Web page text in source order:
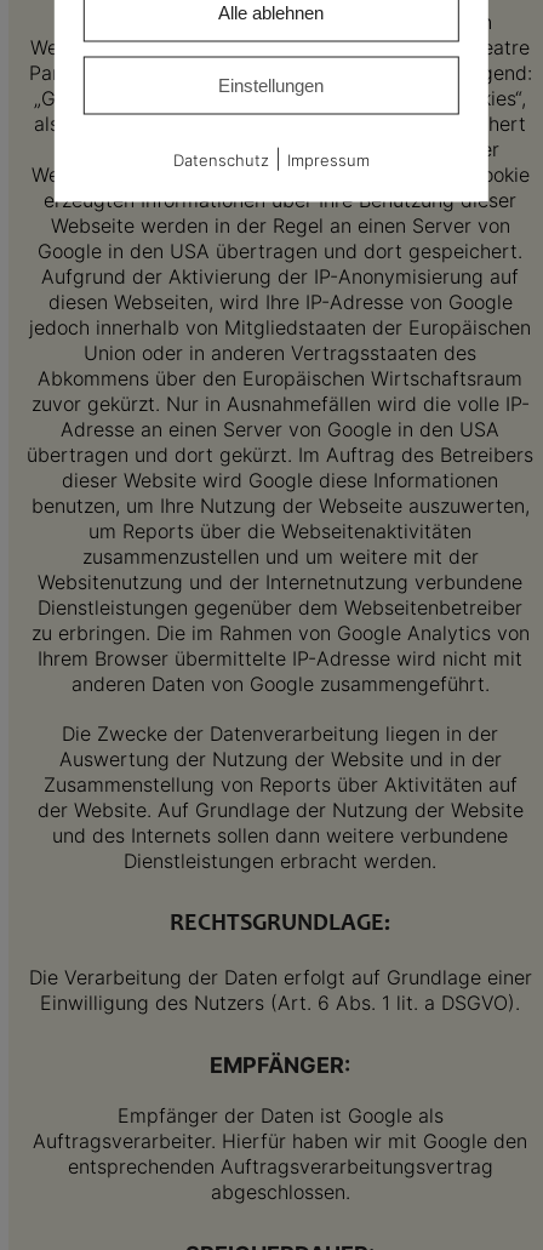
Diese Website benutzt Google Analytics, einen
Webanalysedienst der Google LLC, 1600 Amphitheatre
Parkway, Mountain View, CA 94043 USA (nachfolgend:
„Google“). Google Analytics verwendet sog. „Cookies“,
also Textdateien, die auf Ihrem Computer gespeichert
werden und die eine Analyse der Benutzung der
Webseite durch Sie ermöglichen. Die durch das Cookie
erzeugten Informationen über Ihre Benutzung dieser
Webseite werden in der Regel an einen Server von
Google in den USA übertragen und dort gespeichert.
Aufgrund der Aktivierung der IP-Anonymisierung auf
diesen Webseiten, wird Ihre IP-Adresse von Google
jedoch innerhalb von Mitgliedstaaten der Europäischen
Union oder in anderen Vertragsstaaten des
Abkommens über den Europäischen Wirtschaftsraum
zuvor gekürzt. Nur in Ausnahmefällen wird die volle IP-
Adresse an einen Server von Google in den USA
übertragen und dort gekürzt. Im Auftrag des Betreibers
dieser Website wird Google diese Informationen
benutzen, um Ihre Nutzung der Webseite auszuwerten,
um Reports über die Webseitenaktivitäten
zusammenzustellen und um weitere mit der
Websitenutzung und der Internetnutzung verbundene
Dienstleistungen gegenüber dem Webseitenbetreiber
zu erbringen. Die im Rahmen von Google Analytics von
Ihrem Browser übermittelte IP-Adresse wird nicht mit
anderen Daten von Google zusammengeführt.
Die Zwecke der Datenverarbeitung liegen in der
Auswertung der Nutzung der Website und in der
Zusammenstellung von Reports über Aktivitäten auf
der Website. Auf Grundlage der Nutzung der Website
und des Internets sollen dann weitere verbundene
Dienstleistungen erbracht werden.
RECHTSGRUNDLAGE:
Die Verarbeitung der Daten erfolgt auf Grundlage einer
Einwilligung des Nutzers (Art. 6 Abs. 1 lit. a DSGVO).
EMPFÄNGER:
Empfänger der Daten ist Google als
Auftragsverarbeiter. Hierfür haben wir mit Google den
entsprechenden Auftragsverarbeitungsvertrag
abgeschlossen.
Alle ablehnen
Einstellungen
Datenschutz Impressum